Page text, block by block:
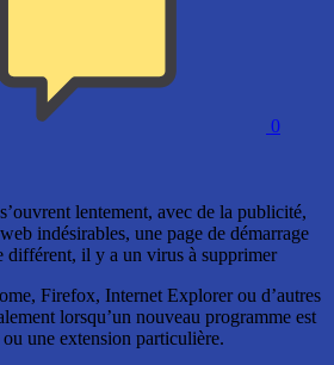
0
lentement, avec de la publicité,
indésirables, une page de démarrage
différent, il y a un virus à supprimer
Firefox, Internet Explorer ou d’autres
lorsqu’un nouveau programme est
une extension particulière.